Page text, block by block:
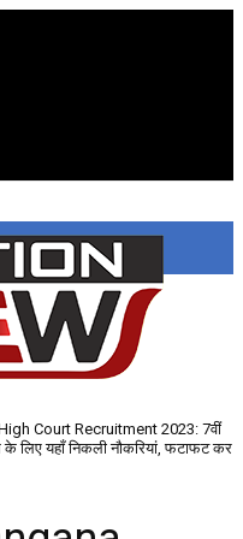
Court Recruitment 2023: 7वीं
लिए यहाँ निकली नौकरियां, फटाफट कर